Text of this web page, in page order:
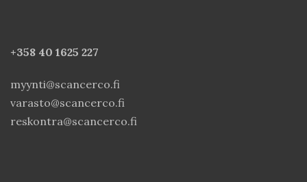
+358 40 1625 227
myynti@scancerco.fi
varasto@scancerco.fi
reskontra@scancerco.fi